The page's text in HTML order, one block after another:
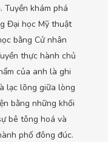
Tuyền khám phá
Đại học Mỹ thuật
bằng Cử nhân
thực hành chủ
của anh là ghi
lạc lõng giữa lòng
bằng những khối
bê tông hoá và
phố đông đúc.